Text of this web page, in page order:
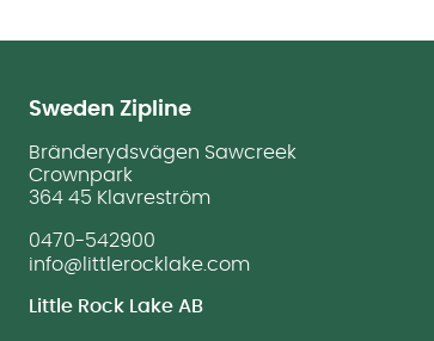
Sweden Zipline
Bränderydsvägen Sawcreek
Crownpark
364 45 Klavreström
0470-542900
info@littlerocklake.com
Little Rock Lake AB